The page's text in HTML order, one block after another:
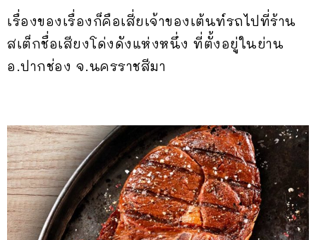
เรื่องของเรื่องก็คือเสี่ยเจ้าของเต้นท์รถไปที่ร้าน
สเต็กชื่อเสียงโด่งดังแห่งหนึ่ง ที่ตั้งอยู่ในย่าน
อ.ปากช่อง จ.นครราชสีมา